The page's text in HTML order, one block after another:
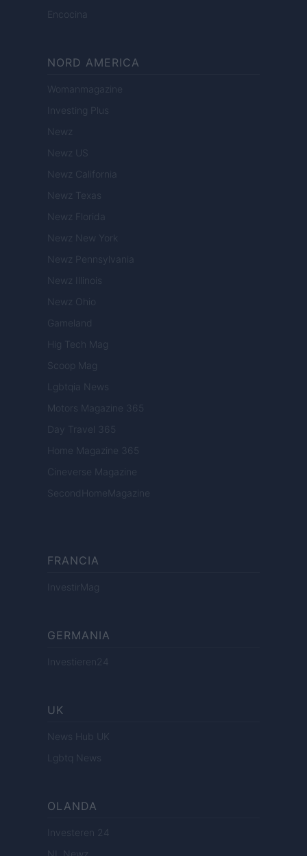
Encocina
NORD AMERICA
Womanmagazine
Investing Plus
Newz
Newz US
Newz California
Newz Texas
Newz Florida
Newz New York
Newz Pennsylvania
Newz Illinois
Newz Ohio
Gameland
Hig Tech Mag
Scoop Mag
Lgbtqia News
Motors Magazine 365
Day Travel 365
Home Magazine 365
Cineverse Magazine
SecondHomeMagazine
FRANCIA
InvestirMag
GERMANIA
Investieren24
UK
News Hub UK
Lgbtq News
OLANDA
Investeren 24